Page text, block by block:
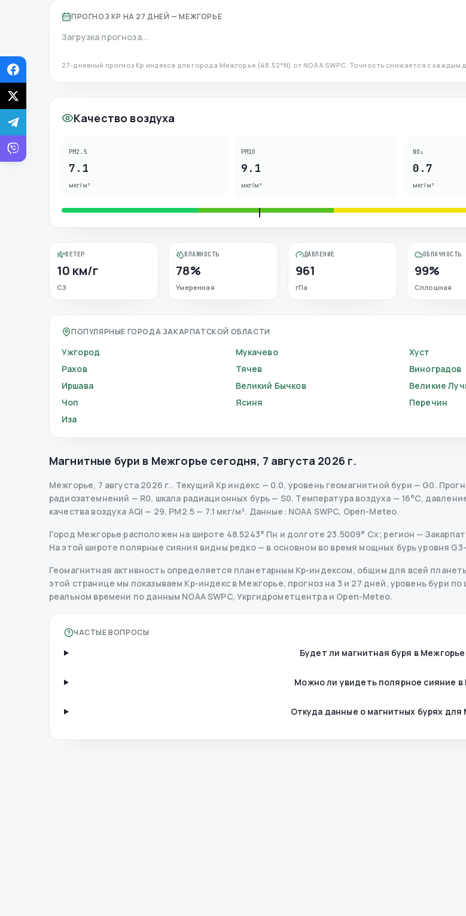
ПРОГНОЗ KP НА 27 ДНЕЙ — МЕЖГОРЬЕ
Загрузка прогноза...
27-дневный прогноз Kp индекса для города Межгорье (48.52°N) от NOAA SWPC. Точность снижается с
Качество воздуха
PM2.5
7.1
мкг/м³
PM10
9.1
мкг/м³
NO₂
0.7
мкг/м³
ВЕТЕР
10 км/г
СЗ
ВЛАЖНОСТЬ
78%
Умеренная
ДАВЛЕНИЕ
961
гПа
ОБЛАЧНОСТЬ
99%
Сплошная
ПОПУЛЯРНЫЕ ГОРОДА ЗАКАРПАТСКОЙ ОБЛАСТИ
Ужгород Мукачево Хуст
Рахов
Тячев Виноградов
Иршава
Великий Бычков Великие
Чоп
Ясиня Перечин
Иза
Магнитные бури в Межгорье сегодня, 7 августа 2026 г.
Межгорье, 7 августа 2026 г.. Текущий Kp индекс — 0.0, уровень геомагнитной бури — G0.
радиозатемнений — R0, шкала радиационных бурь — S0. Температура воздуха — 16°C,
качества воздуха AQI — 29, PM2.5 — 7.1 мкг/м³. Данные : NOAA SWPC, Open-Meteo.
Город Межгорье расположен на широте 48.5243° Пн и долготе 23.5009° Сх; регион —
На этой широте полярные сияния видны редко — в основном во время мощных бурь уровня
Геомагнитная активность определяется планетарным Kp-индексом, общим для всей
этой странице мы показываем Kp-индекс в Межгорье, прогноз на 3 и 27 дней, уровень бури
реальном времени по данным NOAA SWPC, Укргидрометцентра и Open-Meteo.
ЧАСТЫЕ ВОПРОСЫ
Будет ли магнитная буря в
Можно ли увидеть полярное сияние в
Откуда данные о магнитных бурях для